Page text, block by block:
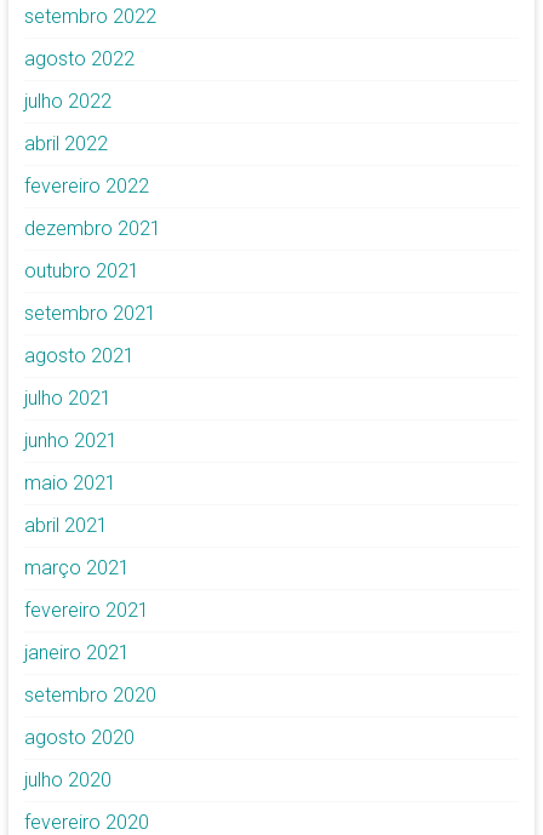
setembro 2022
agosto 2022
julho 2022
abril 2022
fevereiro 2022
dezembro 2021
outubro 2021
setembro 2021
agosto 2021
julho 2021
junho 2021
maio 2021
abril 2021
março 2021
fevereiro 2021
janeiro 2021
setembro 2020
agosto 2020
julho 2020
fevereiro 2020